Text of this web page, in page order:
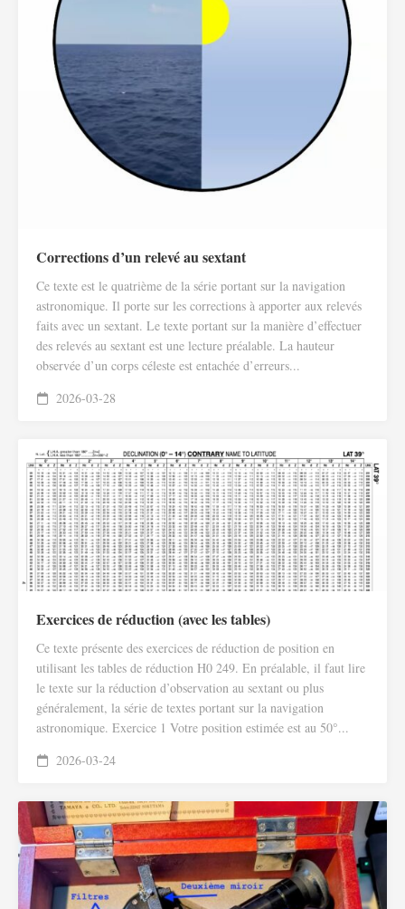
Corrections d’un relevé au sextant
Ce texte est le quatrième de la série portant sur la navigation
astronomique. Il porte sur les corrections à apporter aux relevés
faits avec un sextant. Le texte portant sur la manière d’effectuer
des relevés au sextant est une lecture préalable. La hauteur
observée d’un corps céleste est entachée d’erreurs...
2026-03-28
Exercices de réduction (avec les tables)
Ce texte présente des exercices de réduction de position en
utilisant les tables de réduction H0 249. En préalable, il faut lire
le texte sur la réduction d’observation au sextant ou plus
généralement, la série de textes portant sur la navigation
astronomique. Exercice 1 Votre position estimée est au 50°...
2026-03-24